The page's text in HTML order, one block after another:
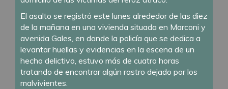
El asalto se registró este lunes alrededor de las diez
de la mañana en una vivienda situada en Marconi y
avenida Gales, en donde la policía que se dedica a
levantar huellas y evidencias en la escena de un
hecho delictivo, estuvo más de cuatro horas
tratando de encontrar algún rastro dejado por los
malvivientes.